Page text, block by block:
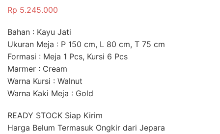
Rp 5.245.000
Bahan : Kayu Jati
Ukuran Meja : P 150 cm, L 80 cm, T 75 cm
Formasi : Meja 1 Pcs, Kursi 6 Pcs
Marmer : Cream
Warna Kursi : Walnut
Warna Kaki Meja : Gold
READY STOCK Siap Kirim
Harga Belum Termasuk Ongkir dari Jepara